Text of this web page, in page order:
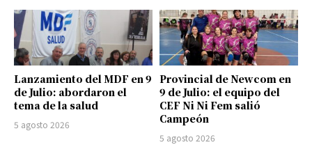
Lanzamiento del MDF en 9
de Julio: abordaron el
tema de la salud
5 agosto 2026
Provincial de Newcom en
9 de Julio: el equipo del
CEF Ni Ni Fem salió
Campeón
5 agosto 2026